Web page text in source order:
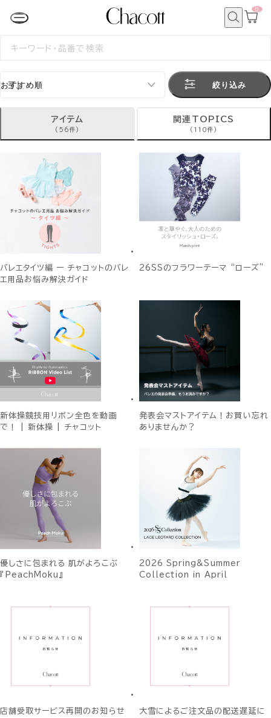
カ
0
検
絞り込み
アイテム
(56件)
関連TOPICS
(110件)
バレエタイツ編 ー チャコットのバレ
エ用品お悩み解決ガイド
26SSのフラワーテーマ “ローズ”
新体操競技用リボン全色を動画
で！ | 新体操 | チャコット
発表会マストアイテム！お買い忘れ
ありませんか？
優しさに包まれる 肌がよろこぶ
『PeachMoku』
2026 Spring&Summer
Collection in April
店舗受取サービス再開のお知らせ
大雪によるご注文品の配送遅延に